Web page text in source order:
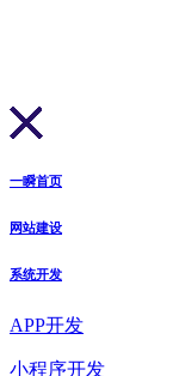
一瞬首页
网站建设
系统开发
APP开发
小程序开发